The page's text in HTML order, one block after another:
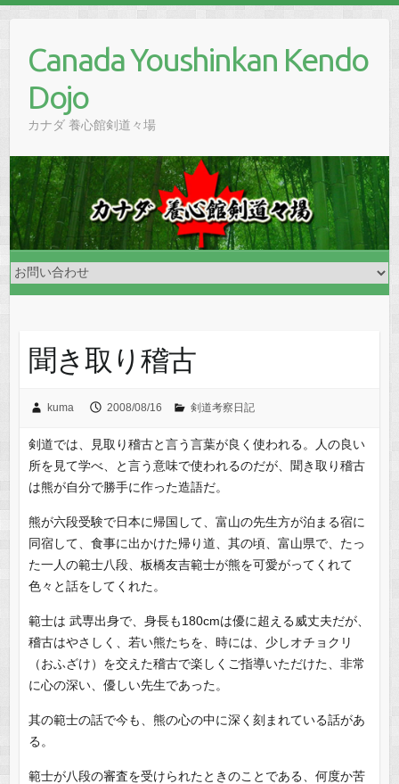
contentCanada Youshinkan Kendo
Dojo
カナダ 養心館剣道々場
聞き取り稽古
kuma 2008/08/16 剣道考察日記
剣道では、見取り稽古と言う言葉が良く使われる。人の良い
所を見て学べ、と言う意味で使われるのだが、聞き取り稽古
は熊が自分で勝手に作った造語だ。
熊が六段受験で日本に帰国して、富山の先生方が泊まる宿に
同宿して、食事に出かけた帰り道、其の頃、富山県で、たっ
た一人の範士八段、板橋友吉範士が熊を可愛がってくれて
色々と話をしてくれた。
範士は 武専出身で、身長も180cmは優に超える威丈夫だが、
稽古はやさしく、若い熊たちを、時には、少しオチョクリ
（おふざけ）を交えた稽古で楽しくご指導いただけた、非常
に心の深い、優しい先生であった。
其の範士の話で今も、熊の心の中に深く刻まれている話があ
る。
範士が八段の審査を受けられたときのことである、何度か苦